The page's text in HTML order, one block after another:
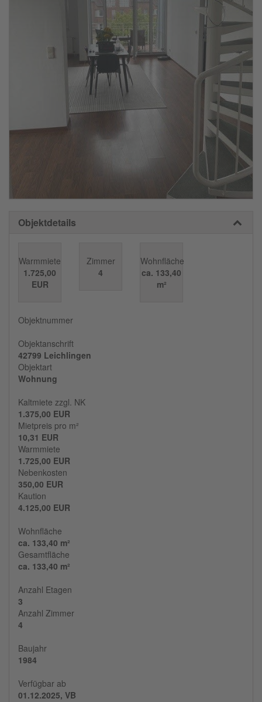
Objektdetails
Warmmiete
1.725,00
EUR
Zimmer
4
Wohnfläche
ca. 133,40
m²
Objektnummer
Objektanschrift
42799 Leichlingen
Objektart
Wohnung
Kaltmiete zzgl. NK
1.375,00 EUR
Mietpreis pro m²
10,31 EUR
Warmmiete
1.725,00 EUR
Nebenkosten
350,00 EUR
Kaution
4.125,00 EUR
Wohnfläche
ca. 133,40 m²
Gesamtfläche
ca. 133,40 m²
Anzahl Etagen
3
Anzahl Zimmer
4
Baujahr
1984
Verfügbar ab
01.12.2025, VB